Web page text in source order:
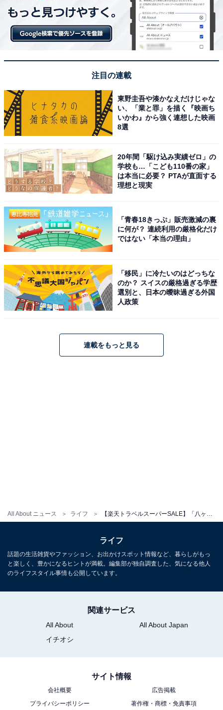
All About ニュース ライフ
＞楽天トラベルでキャンペーンを見る
※掲載されている情報は記事公開時のものです。あらか
また、記事中の宿泊プランを予約すると、売上の一部が
オールアバウトに還元されることがあります。
この記事の執筆者：
All About ニュース お買
いもの部
のがもっと楽しく、もっとお得になる情報をお届け。編集部員によ
る独自レビューなど、ここでしか手に入らない情報も満載です。
...続きを読む
【楽天トラベルセール】「淡路島うずしお温
泉 うめ丸」が今だけ特別価格に！ 鳴門の渦潮
近くの宿で味わう海の恵み【12月12日】
注目の連載
東野圭吾や湊かなえだけじゃな
い、「業と罪」を描く『映画ち
いかわ』から強く連想した映画
8選
20年間「駆け込み実績ゼロ」の
学校も…「こども110番の家」
は本当に必要？ PTAが直面する
理想と現実
「青春18きっぷ」販売激減の裏
に何が？ 連続利用の厳格化だけ
ではない「本当の理由」
「移民」に冷たいのはどっちな
のか？ スイスの厳格過ぎる学歴
選別と、日本の曖昧過ぎる外国
人政策
連載をもっと見る
ライフ
話題の生活雑貨やファッション、お出かけスポット情報など、暮らしがもっ
と楽しく、豊かになるヒントが満載。編集部が独自調査した、気になる他人
のライフスタイル事情も公開しています。
関連サービス
All About
All About Japan
イチオシ
サイト情報
会社概要
広告掲載
プライバシーポリシー
著作権・商標・免責事項